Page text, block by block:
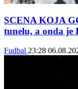
SCENA KOJA
tunelu, a onda je
Fudbal 23:28